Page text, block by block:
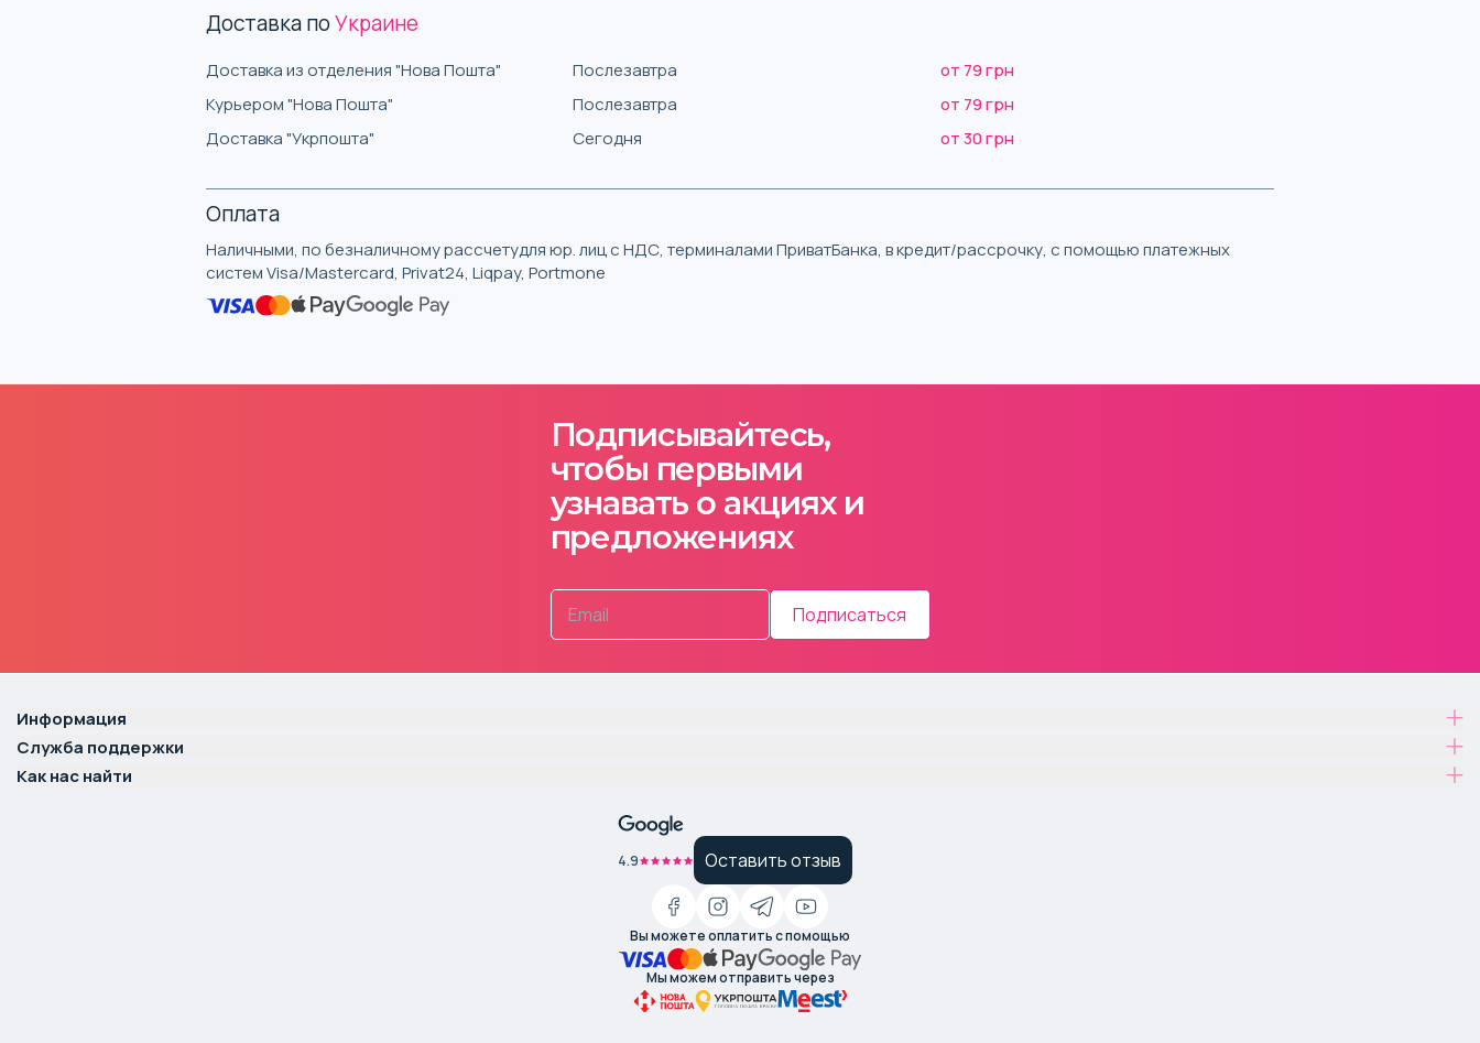
Доставка поУкраине
Доставка из отделения "Нова Пошта" Послезавтра
от 79 грн
Курьером "Нова Пошта"
Послезавтра
от 79 грн
Доставка "Укрпошта"
Сегодня от 30 грн
Оплата
Наличными, по безналичному рассчетудля юр. лиц с НДС, терминалами ПриватБанка, в кредит/рассрочку, с помощью платежных
систем Visa/Mastercard, Privat24, Liqpay, Portmone
Подписывайтесь,
чтобы первыми
узнавать о акциях и
предложениях
Подписаться
Информация
Служба поддержки
Как нас найти
4.9 Оставить отзыв
Вы можете оплатить с помощью
Мы можем отправить через